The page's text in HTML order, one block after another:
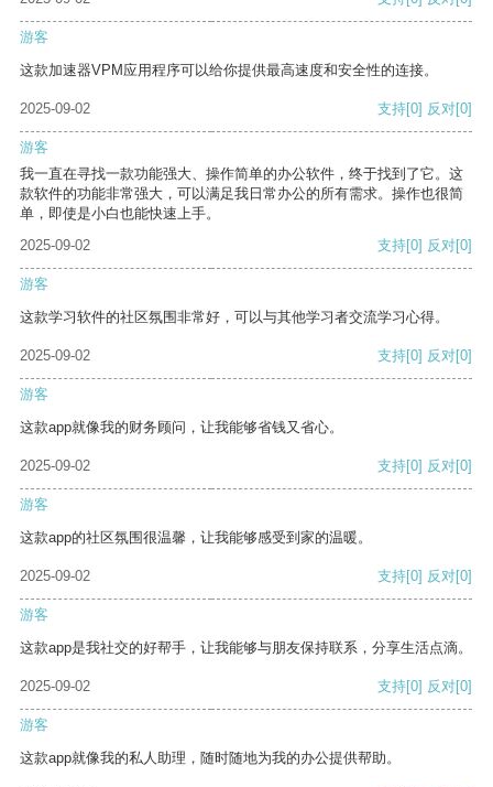
游客
这款加速器VPM应用程序可以给你提供最高速度和安全性的连接。
2025-09-02 支持[0] 反对[0]
游客
我一直在寻找一款功能强大、操作简单的办公软件，终于找到了它。这
款软件的功能非常强大，可以满足我日常办公的所有需求。操作也很简
单，即使是小白也能快速上手。
2025-09-02
支持[0] 反对[0]
游客
这款学习软件的社区氛围非常好，可以与其他学习者交流学习心得。
2025-09-02 支持[0] 反对[0]
游客
这款app就像我的财务顾问，让我能够省钱又省心。
2025-09-02 支持[0] 反对[0]
游客
这款app的社区氛围很温馨，让我能够感受到家的温暖。
2025-09-02 支持[0] 反对[0]
游客
这款app是我社交的好帮手，让我能够与朋友保持联系，分享生活点滴。
2025-09-02 支持[0] 反对[0]
游客
这款app就像我的私人助理，随时随地为我的办公提供帮助。